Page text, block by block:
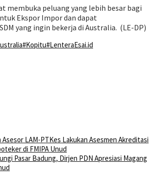
membuka peluang yang lebih besar bagi
Ekspor Impor dan dapat
yang ingin bekerja di Australia. (LE-DP)
#Kopitu#LenteraEsai.id
Asesor LAM-PTKes Lakukan Asesmen Akreditasi
di FMIPA Unud
Pasar Badung, Dirjen PDN Apresiasi Magang